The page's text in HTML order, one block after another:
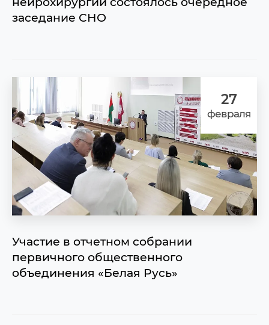
заседание СНО
27
февраля
Участие в отчетном собрании
первичного общественного
объединения «Белая Русь»